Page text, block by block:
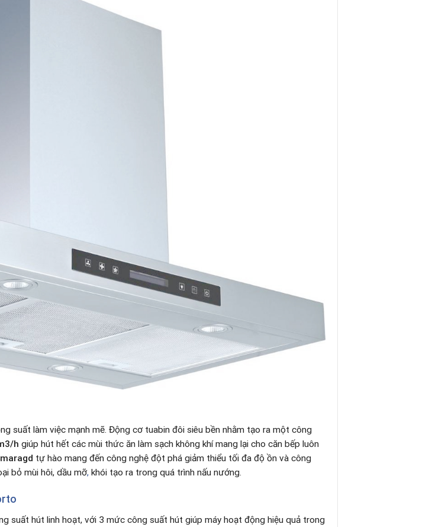
suất làm việc mạnh mẽ. Động cơ tuabin đôi siêu bền nhằm tạo ra một công
h giúp hút hết các mùi thức ăn làm sạch không khí mang lại cho căn bếp luôn
tự hào mang đến công nghệ đột phá giảm thiểu tối đa độ ồn và công
bỏ mùi hôi, dầu mỡ, khói tạo ra trong quá trình nấu nướng.
suất hút linh hoạt, với 3 mức công suất hút giúp máy hoạt động hiệu quả trong